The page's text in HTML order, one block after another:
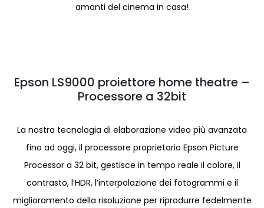
amanti del cinema in casa!
Epson LS9000 proiettore home theatre –
Processore a 32bit
La nostra tecnologia di elaborazione video più avanzata
fino ad oggi, il processore proprietario Epson Picture
Processor a 32 bit, gestisce in tempo reale il colore, il
contrasto, l’HDR, l’interpolazione dei fotogrammi e il
miglioramento della risoluzione per riprodurre fedelmente